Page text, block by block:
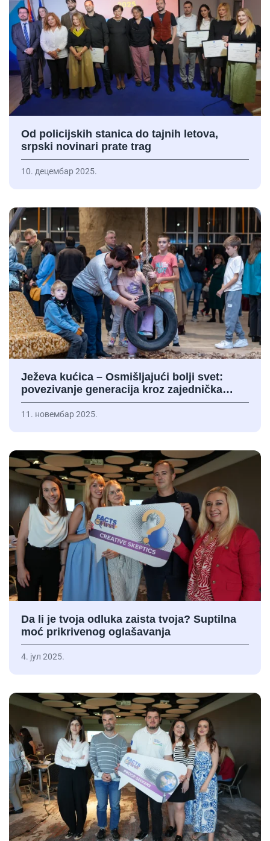
Od policijskih stanica do tajnih letova,
srpski novinari prate trag
10. децембар 2025.
Ježeva kućica – Osmišljajući bolji svet:
povezivanje generacija kroz zajednička…
11. новембар 2025.
Da li je tvoja odluka zaista tvoja? Suptilna
moć prikrivenog oglašavanja
4. јул 2025.